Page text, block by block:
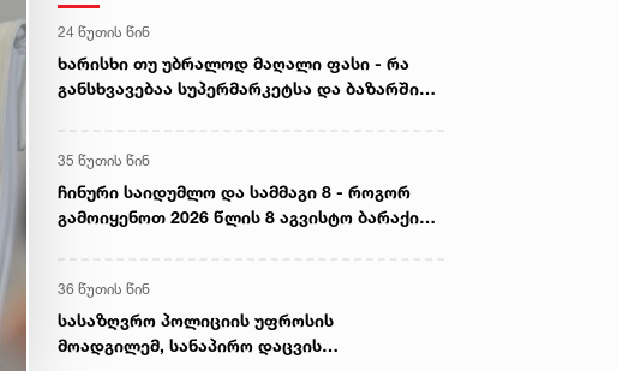
24 წუთის წინ
ხარისხი თუ უბრალოდ მაღალი ფასი - რა
განსხვავებაა სუპერმარკეტსა და ბაზარში
35 წუთის წინ
ჩინური საიდუმლო და სამმაგი 8 - როგორ
გამოიყენოთ 2026 წლის 8 აგვისტო ბარაქისა
36 წუთის წინ
სასაზღვრო პოლიციის უფროსის
მოადგილემ, სანაპირო დაცვის